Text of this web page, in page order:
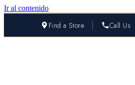
Ir al contenido
Find a Store Call Us